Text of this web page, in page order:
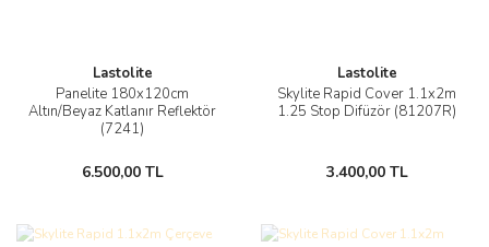
Lastolite
Panelite 180x120cm
Altın/Beyaz Katlanır Reflektör
(7241)
6.500,00 TL
Lastolite
Skylite Rapid Cover 1.1x2m
1.25 Stop Difüzör (81207R)
3.400,00 TL